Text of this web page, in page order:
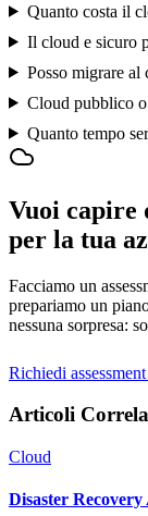
Quanto costa il
Il cloud e sicuro
Posso migrare al
Cloud pubblico o
Quanto tempo
Vuoi capire
per la tua
Facciamo un
prepariamo un
nessuna sorpresa:
Richiedi
Articoli
Cloud
Disaster